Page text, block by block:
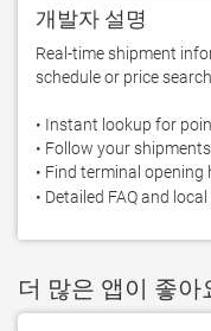
개발자 설명
Real-time shipment
schedule or price
• Instant lookup for
• Follow your
• Find terminal
• Detailed FAQ and
더 많은 앱이 좋아